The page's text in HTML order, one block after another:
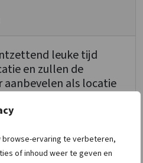
browse-ervaring te verbeteren,
of inhoud weer te geven en
leuke tijd
en zullen de
als locatie
super locatie.
8